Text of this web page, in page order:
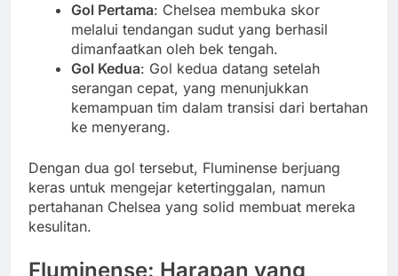
Gol Pertama: Chelsea membuka skor
melalui tendangan sudut yang berhasil
dimanfaatkan oleh bek tengah.
Gol Kedua: Gol kedua datang setelah
serangan cepat, yang menunjukkan
kemampuan tim dalam transisi dari bertahan
ke menyerang.
Dengan dua gol tersebut, Fluminense berjuang
keras untuk mengejar ketertinggalan, namun
pertahanan Chelsea yang solid membuat mereka
kesulitan.
Fluminense: Harapan yang